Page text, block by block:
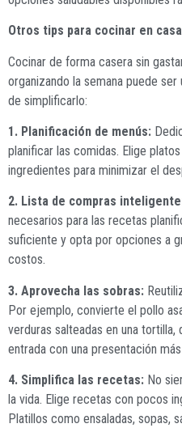
Otros tips para cocinar en casa
Cocinar de forma casera sin
organizando la semana puede
de simplificarlo:
1. Planificación de menús:
planificar las comidas. Elige
ingredientes para minimizar el
2. Lista de compras
necesarios para las recetas
suficiente y opta por opciones a
costos.
3. Aprovecha las sobras:
Por ejemplo, convierte el pollo
verduras salteadas en una
entrada con una presentación
4. Simplifica las recetas: No
la vida. Elige recetas con pocos
Platillos como ensaladas, sopas,